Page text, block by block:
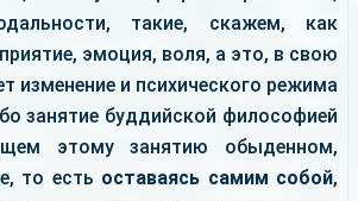
такие, скажем, как
эмоция, воля, а это, в свою
изменение и психического режима
занятие буддийской философией
этому занятию обыденном,
то есть оставаясь самим собой,